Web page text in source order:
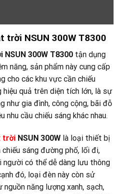
trời NSUN 300W T8300
300W T8300 tận dụng
năng, sản phẩm này cung cấp
cho các khu vực cần chiếu
hiệu quả trên diện tích lớn, là sự
như gia đình, công cộng, bãi đỗ
nhu cầu chiếu sáng khác nhau.
trời NSUN 300W là loại thiết bị
sáng đường phố, lối đi,
người có thể dễ dàng lưu thông
đó, loại đèn này còn sử
năng lượng xanh, sạch,